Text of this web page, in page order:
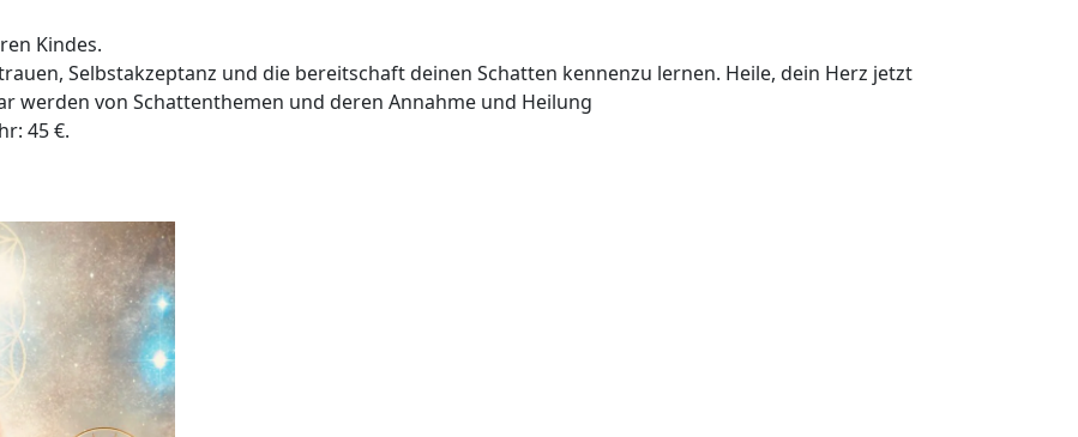
Kindes.
Selbstakzeptanz und die bereitschaft deinen Schatten kennenzu lernen. Heile, dein Herz jetzt
werden von Schattenthemen und deren Annahme und Heilung
45 €.